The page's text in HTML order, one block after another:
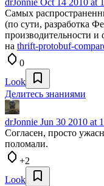
drJonnie Oct 14 2010 at
Самых
(по сути, разработка
производительности
на thrift-protobuf-
0
Look
Делитесь знаниями
drJonnie Jun 30 2010 at
Согласен, просто
поломали.
+2
Look